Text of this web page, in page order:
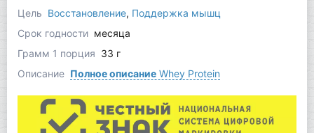
Цель Восстановление, Поддержка мышц
Срок годности месяца
Грамм 1 порция 33 г
Описание Полное описаниеWhey Protein